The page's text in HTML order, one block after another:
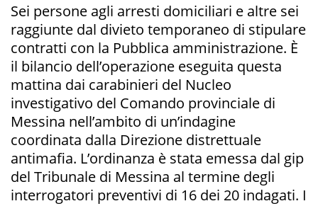
Sei persone agli arresti domiciliari e altre sei
raggiunte dal divieto temporaneo di stipulare
contratti con la Pubblica amministrazione. È
il bilancio dell’operazione eseguita questa
mattina dai carabinieri del Nucleo
investigativo del Comando provinciale di
Messina nell’ambito di un’indagine
coordinata dalla Direzione distrettuale
antimafia. L’ordinanza è stata emessa dal gip
del Tribunale di Messina al termine degli
interrogatori preventivi di 16 dei 20 indagati. I